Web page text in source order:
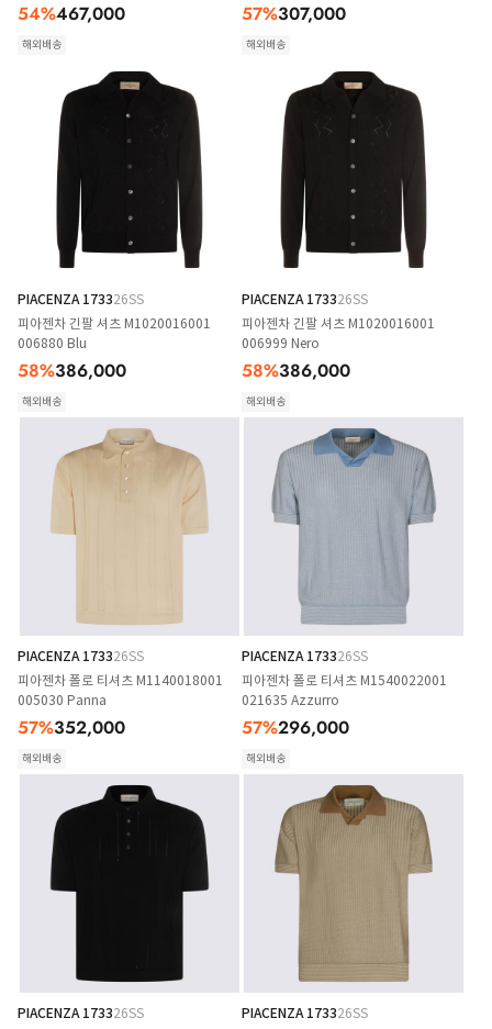
54%467,000
해외배송
57%307,000
해외배송
PIACENZA 173326SS
피아젠차 긴팔 셔츠 M1020016001
006880 Blu
58%386,000
해외배송
PIACENZA 173326SS
피아젠차 긴팔 셔츠 M1020016001
006999 Nero
58%386,000
해외배송
PIACENZA 173326SS
피아젠차 폴로 티셔츠 M1140018001
005030 Panna
57%352,000
해외배송
PIACENZA 173326SS
피아젠차 폴로 티셔츠 M1540022001
021635 Azzurro
57%296,000
해외배송
PIACENZA 173326SS PIACENZA 173326SS